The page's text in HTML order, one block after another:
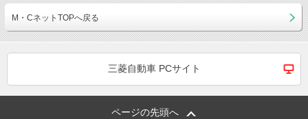
M・CネットTOPへ戻る
三菱自動車 PCサイト
ページの先頭へ